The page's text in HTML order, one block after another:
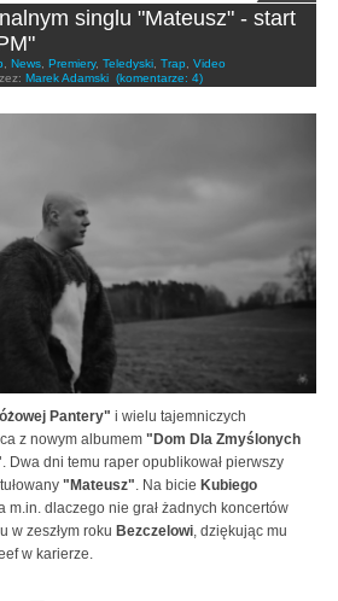
singlu "Mateusz" - start
, News, Premiery, Teledyski, Trap, Video
Marek Adamski (komentarze: 4)
Pantery" i wielu tajemniczych
z nowym albumem "Dom Dla Zmyślonych
. Dwa dni temu raper opublikował pierwszy
"Mateusz". Na bicie Kubiego
m.in. dlaczego nie grał żadnych koncertów
w zeszłym roku Bezczelowi, dziękując mu
w karierze.